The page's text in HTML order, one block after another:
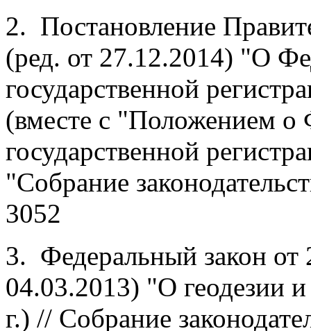
2. Постановление
(ред. от 27.12.2014) "О
государственной
(вместе с "Положением о
государственной
"Собрание
3052
3. Федеральный закон
04.03.2013) "О геодезии
г.) // Собрание